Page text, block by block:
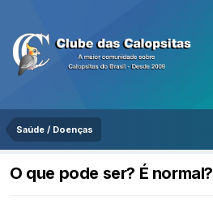
Saúde / Doenças
O que pode ser? É normal?